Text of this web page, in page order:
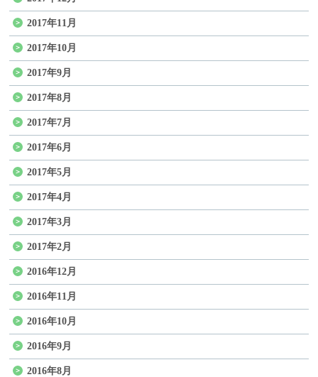
2017年11月
2017年10月
2017年9月
2017年8月
2017年7月
2017年6月
2017年5月
2017年4月
2017年3月
2017年2月
2016年12月
2016年11月
2016年10月
2016年9月
2016年8月